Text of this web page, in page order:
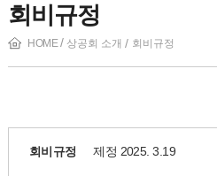
회비규정
HOME 상공회 소개 회비규정
회비규정 제정 2025. 3.19